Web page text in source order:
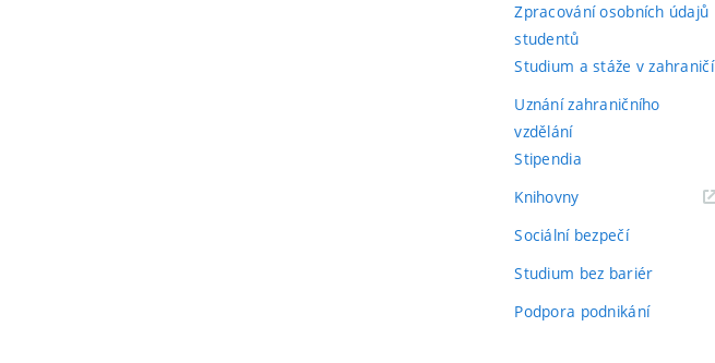
Zpracování osobních údajů
studentů
Studium a stáže v zahraničí
Uznání zahraničního
vzdělání
Stipendia
Knihovny(externí
Sociální bezpečí
Studium bez bariér
Podpora podnikání